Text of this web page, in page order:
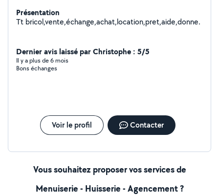
Présentation
Tt bricol,vente,échange,achat,location,pret,aide,donne.
Dernier avis laissé par Christophe : 5/5
Il y a plus de 6 mois
Bons échanges
Voir le profil Contacter
Vous souhaitez proposer vos services de
Menuiserie - Huisserie - Agencement ?